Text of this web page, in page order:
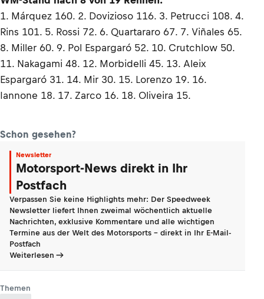
1. Márquez 160. 2. Dovizioso 116. 3. Petrucci 108. 4.
Rins 101. 5. Rossi 72. 6. Quartararo 67. 7. Viñales 65.
8. Miller 60. 9. Pol Espargaró 52. 10. Crutchlow 50.
11. Nakagami 48. 12. Morbidelli 45. 13. Aleix
Espargaró 31. 14. Mir 30. 15. Lorenzo 19. 16.
Iannone 18. 17. Zarco 16. 18. Oliveira 15.
Schon gesehen?
Newsletter
Motorsport-News direkt in Ihr
Postfach
Verpassen Sie keine Highlights mehr: Der Speedweek
Newsletter liefert Ihnen zweimal wöchentlich aktuelle
Nachrichten, exklusive Kommentare und alle wichtigen
Termine aus der Welt des Motorsports - direkt in Ihr E-Mail-
Postfach
Weiterlesen
Themen